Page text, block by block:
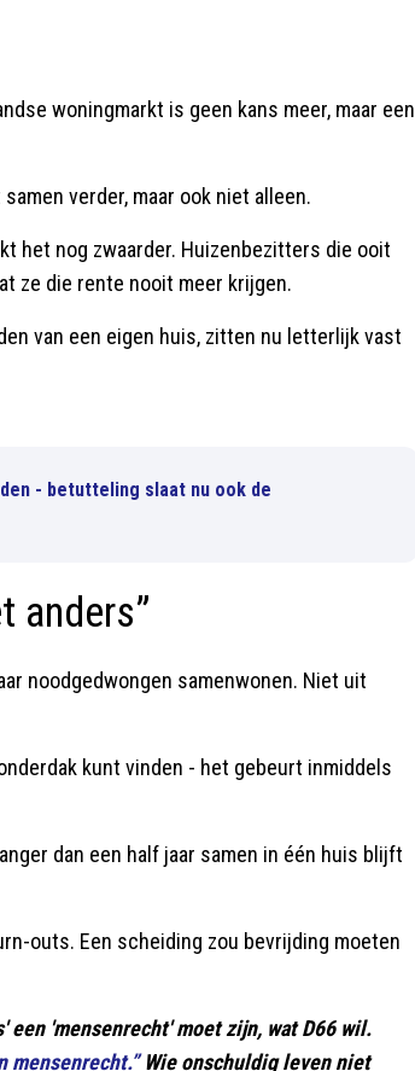
woningmarkt is geen kans meer, maar een
verder, maar ook niet alleen.
het nog zwaarder. Huizenbezitters die ooit
ze die rente nooit meer krijgen.
van een eigen huis, zitten nu letterlijk vast
- betutteling slaat nu ook de
anders”
noodgedwongen samenwonen. Niet uit
kunt vinden - het gebeurt inmiddels
dan een half jaar samen in één huis blijft
outs. Een scheiding zou bevrijding moeten
'mensenrecht' moet zijn, wat D66 wil.
mensenrecht.”Wie onschuldig leven niet